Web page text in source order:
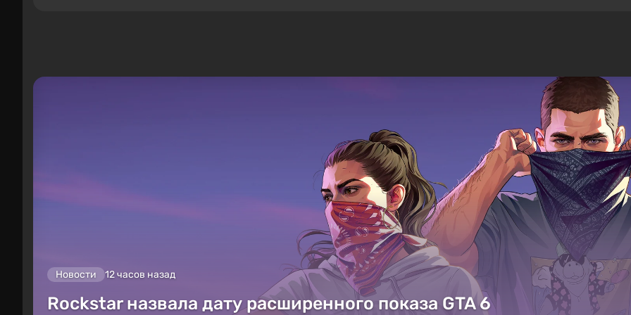
Новости 12 часов назад
Rockstar назвала дату расширенного показа GTA 6